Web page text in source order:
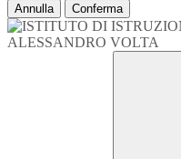
Annulla Conferma